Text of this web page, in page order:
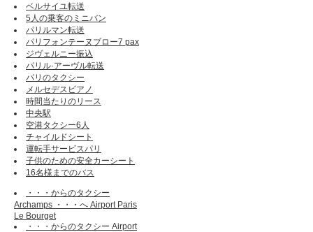
ベルサイユ転送
5人の乗客のミニバン
パリルマン転送
パリフォンテーヌブロー7 pax
ジヴェルニー振込
パリル·アーヴル転送
パリのタクシー
メルセデスビアノ
時間当たりのリース
中央駅
空港タクシー6人
チャイルドシート
運転手サービスパリ
子供のための安全カーシート
16名様までのバス
・・・からのタクシー
Archamps ・・・へ Airport Paris
Le Bourget
・・・からのタクシー Airport